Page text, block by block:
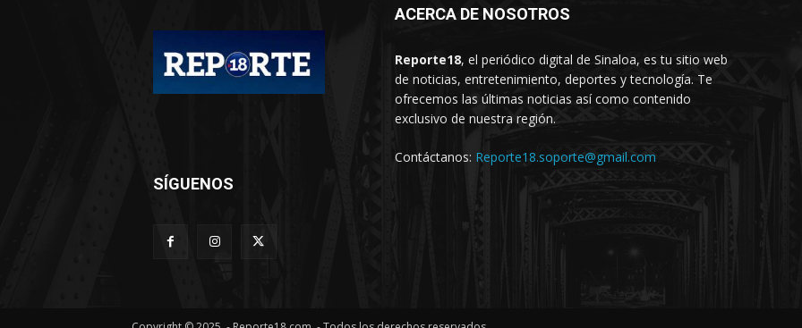
ACERCA DE NOSOTROS
Reporte18, el periódico digital de Sinaloa, es tu sitio web
de noticias, entretenimiento, deportes y tecnología. Te
ofrecemos las últimas noticias así como contenido
exclusivo de nuestra región.
Contáctanos: Reporte18.soporte@gmail.com
SÍGUENOS